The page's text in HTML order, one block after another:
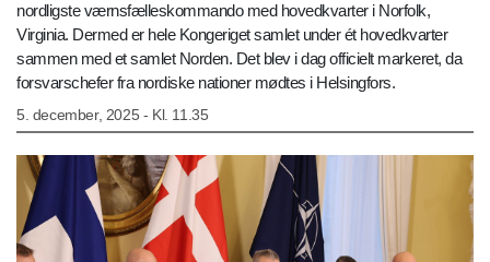
nordligste værnsfælleskommando med hovedkvarter i Norfolk,
Virginia. Dermed er hele Kongeriget samlet under ét hovedkvarter
sammen med et samlet Norden. Det blev i dag officielt markeret, da
forsvarschefer fra nordiske nationer mødtes i Helsingfors.
5. december, 2025 - Kl. 11.35